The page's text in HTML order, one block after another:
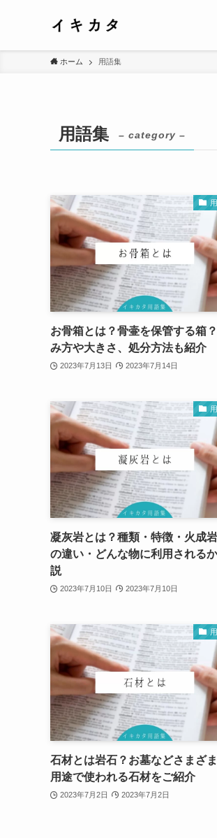
ホーム 用語集
用語集 – category –
お骨箱とは？骨壷を保管する箱
み方や大きさ、処分方法も紹介
2023年7月13日 2023年7月14日
凝灰岩とは？種類・特徴・火成
の違い・どんな物に利用される
説
2023年7月10日 2023年7月10日
石材とは岩石？お墓などさまざ
用途で使われる石材をご紹介
2023年7月2日 2023年7月2日